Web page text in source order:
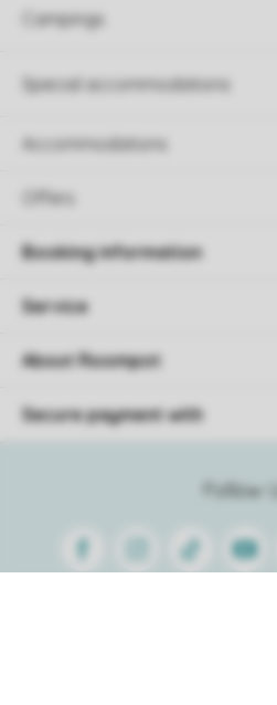
Campings
Special accommodations
Accommodations
Offers
Follow
FacebookInstagram
Tiktok
Booking information
Service
About Roompot
Secure payment with